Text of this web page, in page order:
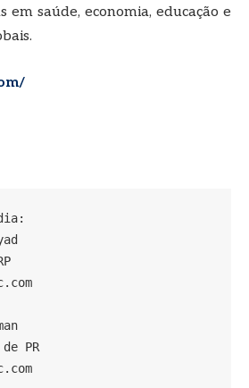
em saúde, economia, educação e
PR